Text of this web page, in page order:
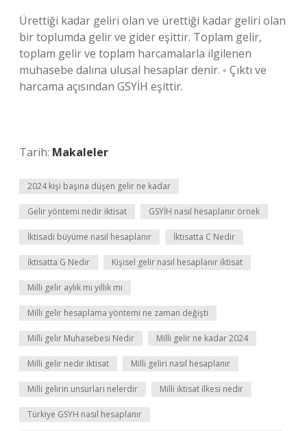
Ürettiği kadar geliri olan ve ürettiği kadar geliri olan
bir toplumda gelir ve gider eşittir. Toplam gelir,
toplam gelir ve toplam harcamalarla ilgilenen
muhasebe dalına ulusal hesaplar denir. ◦ Çıktı ve
harcama açısından GSYİH eşittir.
Tarih: Makaleler
2024 kişi başına düşen gelir ne kadar
Gelir yöntemi nedir iktisat GSYİH nasıl hesaplanır örnek
İktisadi büyüme nasıl hesaplanır İktisatta C Nedir
İktisatta G Nedir Kişisel gelir nasıl hesaplanır iktisat
Milli gelir aylık mı yıllık mı
Milli gelir hesaplama yöntemi ne zaman değişti
Milli gelir Muhasebesi Nedir Milli gelir ne kadar 2024
Milli gelir nedir iktisat Milli geliri nasıl hesaplanır
Milli gelirin unsurları nelerdir Milli iktisat ilkesi nedir
Türkiye GSYH nasıl hesaplanır